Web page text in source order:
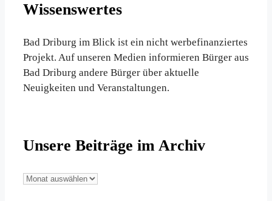
Wissenswertes
Bad Driburg im Blick ist ein nicht werbefinanziertes
Projekt. Auf unseren Medien informieren Bürger aus
Bad Driburg andere Bürger über aktuelle
Neuigkeiten und Veranstaltungen.
Unsere Beiträge im Archiv
Unsere